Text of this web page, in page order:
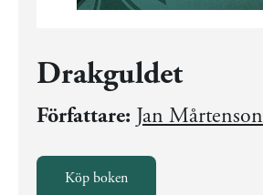
Drakguldet
Författare: Jan Mårtenson
Köp boken